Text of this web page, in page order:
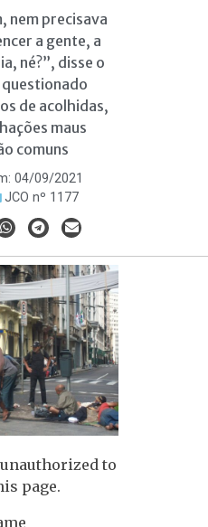
nem precisava
a gente, a
né?”, disse o
questionado
de acolhidas,
maus
comuns
04/09/2021
JCO nº 1177
to
page.